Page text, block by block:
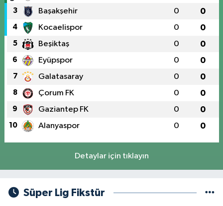
3 Başakşehir 0 0
4 Kocaelispor 0 0
5 Beşiktaş 0 0
6 Eyüpspor 0 0
7 Galatasaray 0 0
8 Çorum FK 0 0
9 Gaziantep FK 0 0
10 Alanyaspor 0 0
Detaylar için tıklayın
Süper Lig Fikstür